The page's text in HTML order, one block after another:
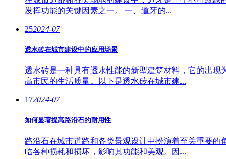
发挥功能的关键因素之一。 一、道牙的...
252024-07
透水砖在城市建设中的应用场景
透水砖是一种具有透水性能的新型建筑材料，它的出
高市民的生活质量。以下是透水砖在城市建...
172024-07
如何显著提高路沿石的耐用性
路沿石在城市道路和各类景观设计中扮演着至关重要
临各种损耗和损坏，影响其功能和美观。因...